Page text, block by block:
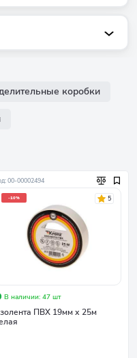
коробки
00-00002494
-10% 5
В наличии: 47 шт
ПВХ 19мм х 25м